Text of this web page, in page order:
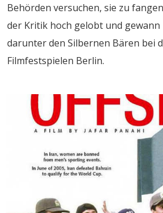
Behörden versuchen, sie zu
der Kritik hoch gelobt und gewann
darunter den Silbernen Bären bei
Filmfestspielen Berlin.